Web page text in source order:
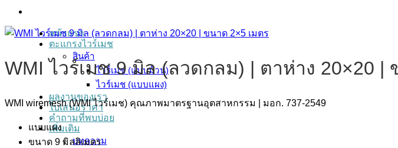
หน้าแรก
ตะแกรงไวร์เมช
สินค้า
ไวร์เมช (แบบม้วน)
ไวร์เมช (แบบแผง)
ผลงานของเรา
ใบเสนอราคา
คำถามที่พบบ่อย
เพิ่มเติม
บทความ
WMI ไวร์เมช 9 มิล (ลวดกลม) | ตาห่าง 20×20 |
WMI wiremesh (WMI ไวร์เมช) คุณภาพมาตรฐานอุตสาหกรรม | มอก. 737-2549
แบบแผง
ขนาด 9 มิลลิเมตร